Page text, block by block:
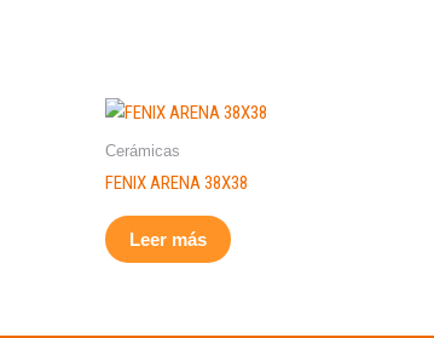
Cerámicas
FENIX ARENA 38X38
Leer más